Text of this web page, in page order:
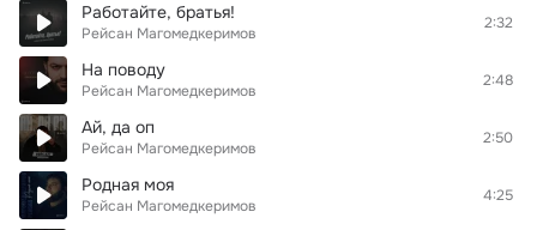
Работайте, братья!
Рейсан Магомедкеримов
2:32
На поводу
Рейсан Магомедкеримов
2:48
Ай, да оп
Рейсан Магомедкеримов
2:50
Родная моя
Рейсан Магомедкеримов
4:25